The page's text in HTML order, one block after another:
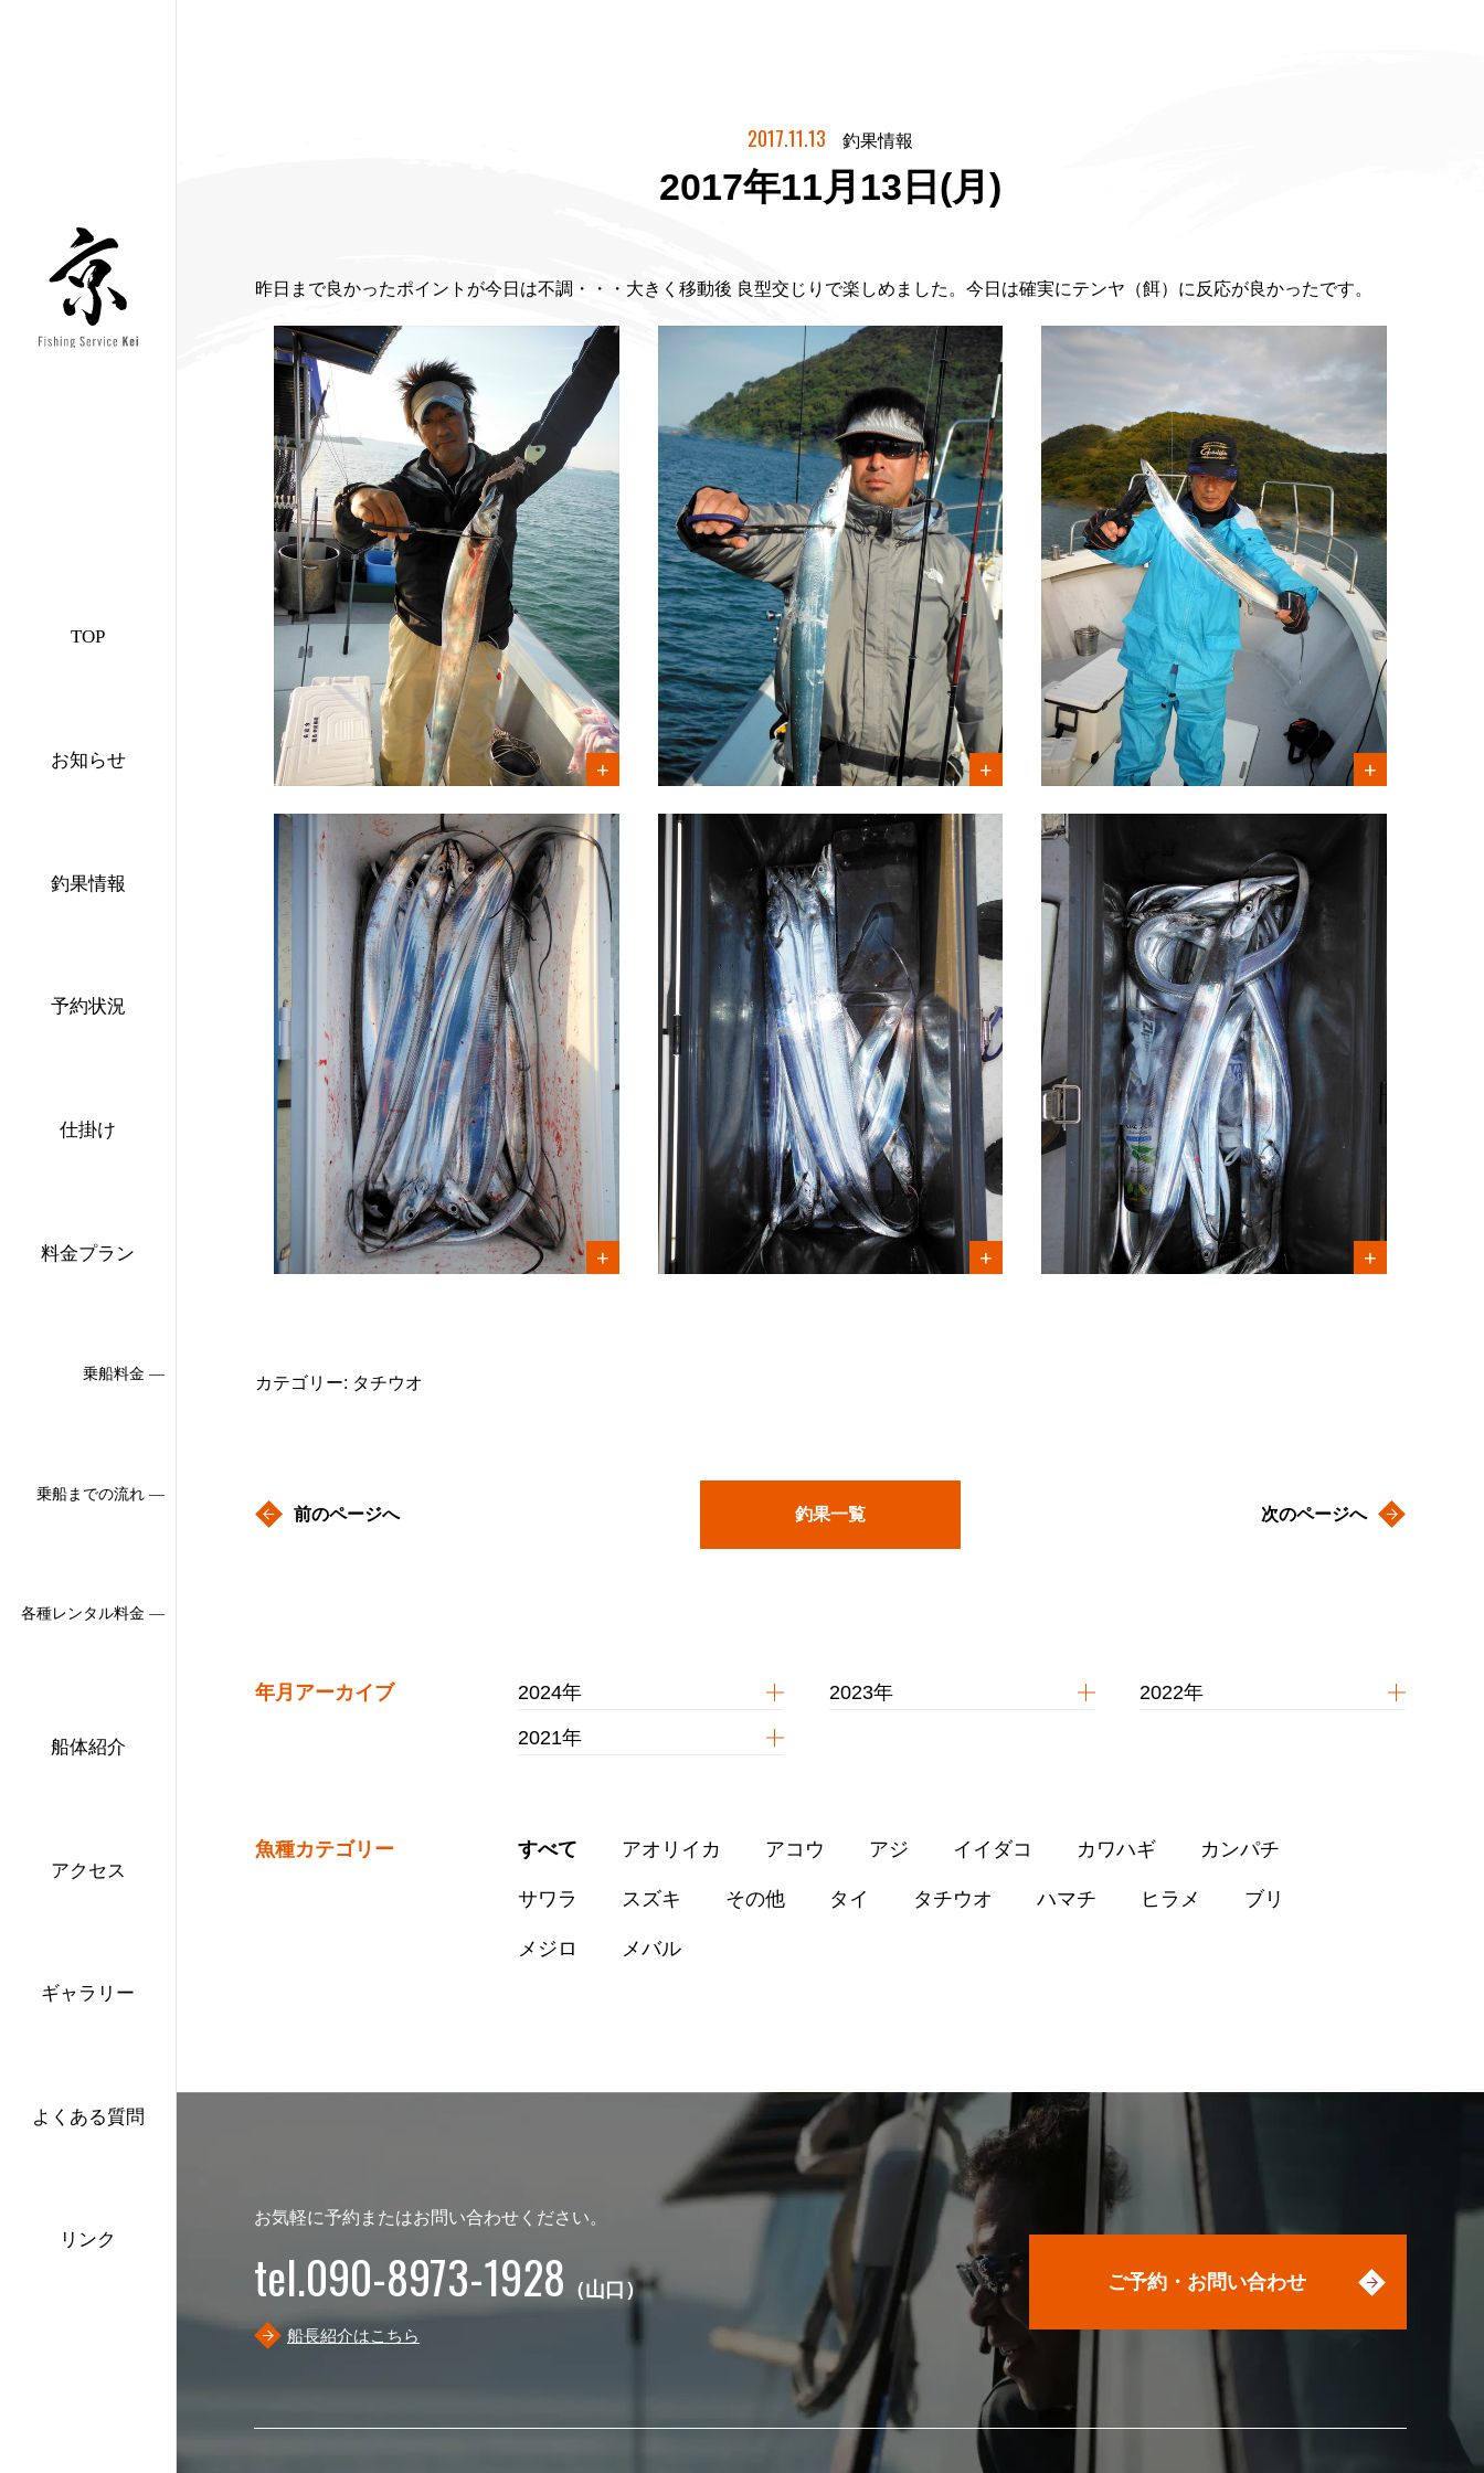
TOP
お知らせ
釣果情報
予約状況
仕掛け
料金プラン
乗船料金 ―
乗船までの流れ ―
各種レンタル料金 ―
船体紹介
アクセス
ギャラリー
よくある質問
リンク
2017.11.13 釣果情報
2017年11月13日(月)
昨日まで良かったポイントが今日は不調・・・大きく移動後 良型交じりで楽しめました。今日は確実にテンヤ（餌）に反応が良かったです。
カテゴリー: タチウオ
前のページへ 釣果一覧 次のページへ
年月アーカイブ 2024年 2023年 2022年
2021年
魚種カテゴリー すべて アオリイカ アコウ アジ イイダコ カワハギ カンパチ
サワラ スズキ その他 タイ タチウオ ハマチ ヒラメ ブリ
メジロ メバル
お気軽に予約またはお問い合わせください。
tel.090-8973-1928 （山口）
船長紹介はこちら
ご予約・お問い合わせ